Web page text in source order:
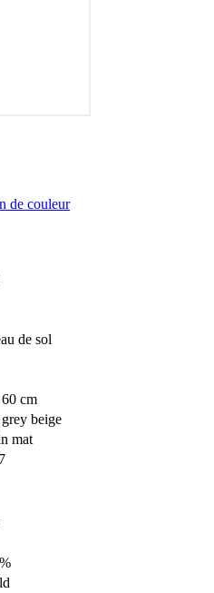
de couleur
de sol
cm
beige
mat